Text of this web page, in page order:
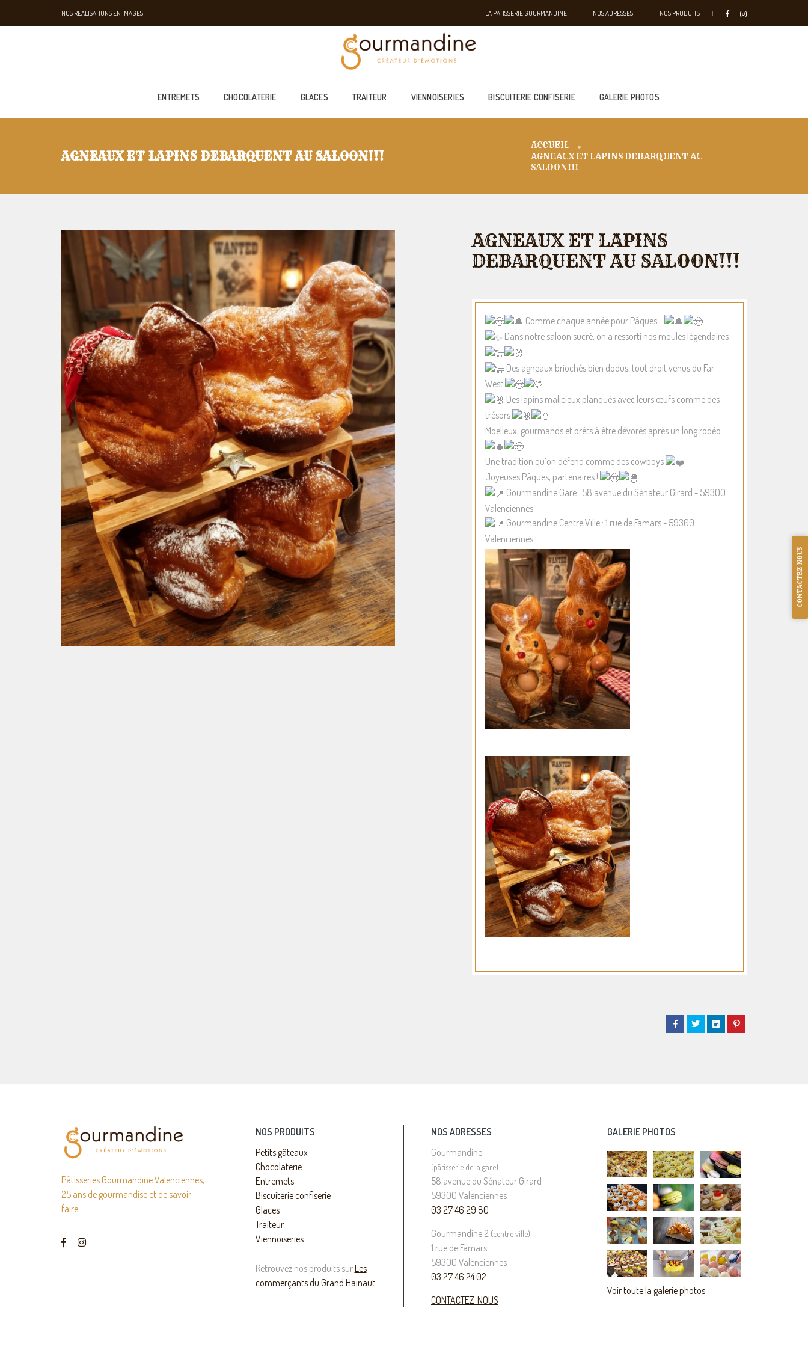
NOS RÉALISATIONS EN IMAGES LA PÂTISSERIE GOURMANDINE NOS ADRESSES NOS PRODUITS
ENTREMETS CHOCOLATERIE GLACES TRAITEUR VIENNOISERIES BISCUITERIE CONFISERIE GALERIE PHOTOS
AGNEAUX ET LAPINS DEBARQUENT AU SALOON!!!
ACCUEIL
AGNEAUX ET LAPINS DEBARQUENT AU
SALOON!!!
AGNEAUX ET LAPINS
DEBARQUENT AU SALOON!!!
Comme chaque année pour Pâques…
Dans notre saloon sucré, on a ressorti nos moules légendaires
Des agneaux briochés bien dodus, tout droit venus du Far
West
Des lapins malicieux planqués avec leurs œufs comme des
trésors
Moelleux, gourmands et prêts à être dévorés après un long rodéo
Une tradition qu’on défend comme des cowboys
Joyeuses Pâques, partenaires !
Gourmandine Gare : 58 avenue du Sénateur Girard - 59300
Valenciennes
Gourmandine Centre Ville : 1 rue de Famars - 59300
Valenciennes
Pâtisseries Gourmandine Valenciennes,
25 ans de gourmandise et de savoir-
faire
NOS PRODUITS
Petits gâteaux
Chocolaterie
Entremets
Biscuiterie confiserie
Glaces
Traiteur
Viennoiseries
Retrouvez nos produits surLes
commerçants du Grand Hainaut
NOS ADRESSES
Gourmandine
(pâtisserie de la gare)
58 avenue du Sénateur Girard
59300 Valenciennes
03 27 46 29 80
Gourmandine 2 (centre ville)
1 rue de Famars
59300 Valenciennes
03 27 46 24 02
CONTACTEZ-NOUS
GALERIE PHOTOS
Voir toute la galerie photos
CONTACTEZ-NOUS